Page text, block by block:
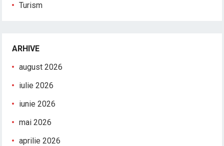
Turism
ARHIVE
august 2026
iulie 2026
iunie 2026
mai 2026
aprilie 2026